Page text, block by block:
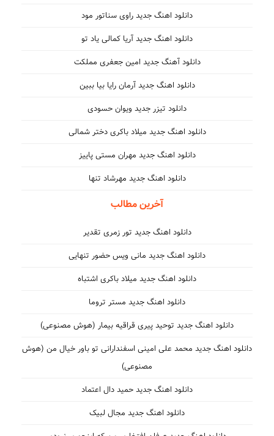
دانلود اهنگ جدید راوی سناتور مود
دانلود اهنگ جدید آریا کمالی یاد تو
دانلود آهنگ جدید امین جعفری مملکت
دانلود اهنگ جدید آرمان رایا بیا ببین
دانلود تیزر جدید ویوان حسودی
دانلود اهنگ جدید میلاد باکری دختر شمالی
دانلود اهنگ جدید مهران مستی پاییز
دانلود اهنگ جدید مهرشاد تنها
آخرین مطالب
دانلود اهنگ جدید تور زمری تقدیر
دانلود اهنگ جدید مانی ویس حضور تنهایی
دانلود اهنگ جدید میلاد باکری اشتباه
دانلود اهنگ جدید مستر تروما
دانلود اهنگ جدید توحید پیری قراقیه بیمار (هوش مصنوعی)
دانلود اهنگ جدید محمد علی امینی اسفندارانی تو باور خیال من (هوش
مصنوعی)
دانلود اهنگ جدید حمید دال اعتماد
دانلود اهنگ جدید مجال لبیک